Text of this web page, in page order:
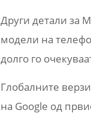
Други детали за
модели на
долго го
Глобалните
на Google од